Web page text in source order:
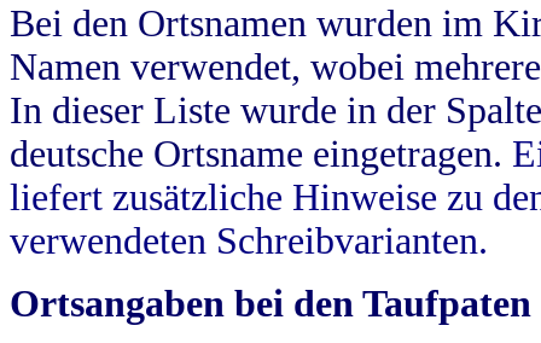
Bei den Ortsnamen wurden im
Namen verwendet, wobei
In dieser Liste wurde in der
deutsche Ortsname eingetragen.
liefert zusätzliche Hinweise zu
verwendeten Schreibvarianten.
Ortsangaben bei den Taufpaten